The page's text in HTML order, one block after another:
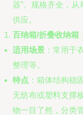
器”。规格齐全，
供应。
百纳箱/折叠收纳箱 ：
适用场景 ：常用于
整理等。
特点 ：箱体结构稳
无纺布或塑料支撑
物一目了然，分类